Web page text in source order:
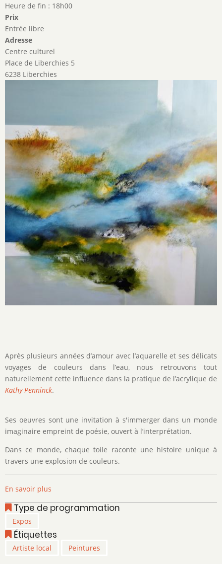
Heure de fin : 18h00
Prix
Entrée libre
Adresse
Centre culturel
Place de Liberchies 5
6238 Liberchies
Après plusieurs années d’amour avec l’aquarelle et ses délicats
voyages de couleurs dans l’eau, nous retrouvons tout
naturellement cette influence dans la pratique de l’acrylique de
Kathy Penninck.
Ses oeuvres sont une invitation à s'immerger dans un monde
imaginaire empreint de poésie, ouvert à l’interprétation.
Dans ce monde, chaque toile raconte une histoire unique à
travers une explosion de couleurs.
En savoir plus
Kathy
Penninck
Fil
Type de programmation
Expos
Étiquettes
Artiste local Peintures